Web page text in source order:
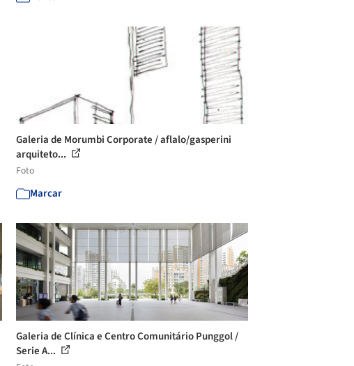
Galeria de Morumbi Corporate / aflalo/gasperini
arquiteto...
Foto
Marcar
Galeria de Clínica e Centro Comunitário Punggol /
Serie A...